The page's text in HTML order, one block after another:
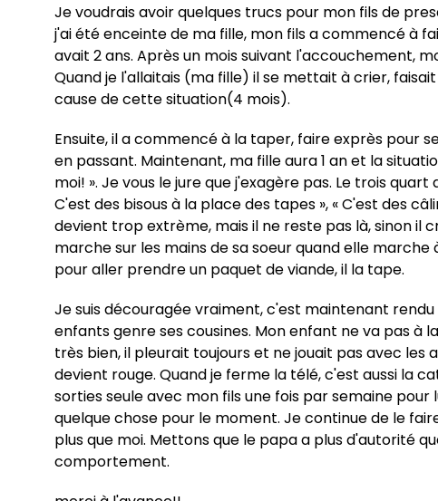
Je voudrais avoir quelques trucs pour mon fils de
j'ai été enceinte de ma fille, mon fils a commencé à
avait 2 ans. Après un mois suivant l'accouchement,
Quand je l'allaitais (ma fille) il se mettait à crier,
cause de cette situation(4 mois).
Ensuite, il a commencé à la taper, faire exprès pour
en passant. Maintenant, ma fille aura 1 an et la
moi! ». Je vous le jure que j'exagère pas. Le trois
C'est des bisous à la place des tapes », « C'est des
devient trop extrème, mais il ne reste pas là, sinon il
marche sur les mains de sa soeur quand elle
pour aller prendre un paquet de viande, il la tape.
Je suis découragée vraiment, c'est maintenant
enfants genre ses cousines. Mon enfant ne va pas à
très bien, il pleurait toujours et ne jouait pas avec les
devient rouge. Quand je ferme la télé, c'est aussi la
sorties seule avec mon fils une fois par semaine
quelque chose pour le moment. Je continue de le
plus que moi. Mettons que le papa a plus d'autorité
comportement.